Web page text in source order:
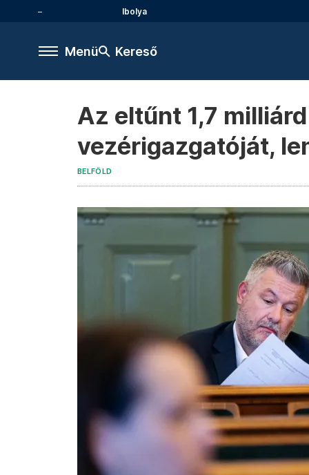
Ibolya
Menü Kereső
Az eltűnt 1,7
vezérigazgatóját,
BELFÖLD